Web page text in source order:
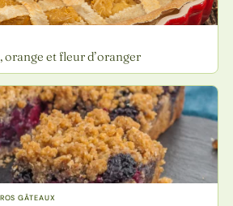
et fleur d’oranger
GÂTEAUX